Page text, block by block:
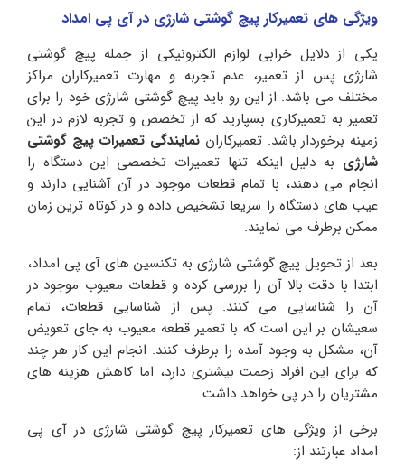
ویژگی های تعمیرکار پیچ گوشتی شارژی در آی پی امداد
یکی از دلایل خرابی لوازم الکترونیکی از جمله پیچ گوشتی
شارژی پس از تعمیر، عدم تجربه و مهارت تعمیرکاران مراکز
مختلف می باشد. از این رو باید پیچ گوشتی شارژی خود را برای
تعمیر به تعمیرکاری بسپارید که از تخصص و تجربه لازم در این
زمینه برخوردار باشد. تعمیرکاران نمایندگی تعمیرات پیچ گوشتی
شارژی به دلیل اینکه تنها تعمیرات تخصصی این دستگاه را
انجام می دهند، با تمام قطعات موجود در آن آشنایی دارند و
عیب های دستگاه را سریعا تشخیص داده و در کوتاه ترین زمان
ممکن برطرف می نمایند.
بعد از تحویل پیچ گوشتی شارژی به تکنسین های آی پی امداد،
ابتدا با دقت بالا آن را بررسی کرده و قطعات معیوب موجود در
آن را شناسایی می کنند. پس از شناسایی قطعات، تمام
سعیشان بر این است که با تعمیر قطعه معیوب به جای تعویض
آن، مشکل به وجود آمده را برطرف کنند. انجام این کار هر چند
که برای این افراد زحمت بیشتری دارد، اما کاهش هزینه های
مشتریان را در پی خواهد داشت.
برخی از ویژگی های تعمیرکار پیچ گوشتی شارژی در آی پی
امداد عبارتند از: